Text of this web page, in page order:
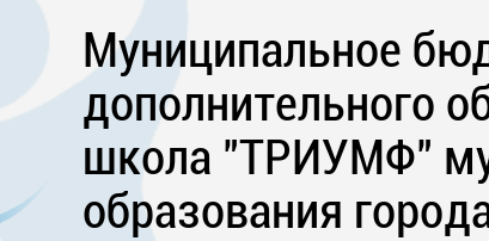
Муниципальное
дополнительного
школа "ТРИУМФ"
образования